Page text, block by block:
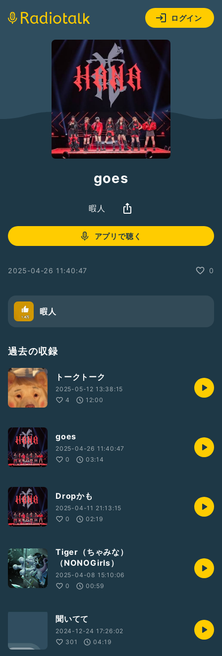
ログイン
goes
暇人
アプリで聴く
2025-04-26 11:40:47 0
暇人
過去の収録
トークトーク
2025-05-12 13:38:15
4
12:00
goes
2025-04-26 11:40:47
0
03:14
Dropかも
2025-04-11 21:13:15
0
02:19
Tiger（ちゃみな）
（NONOGirls）
2025-04-08 15:10:06
0
00:59
聞いてて
2024-12-24 17:26:02
301
04:19